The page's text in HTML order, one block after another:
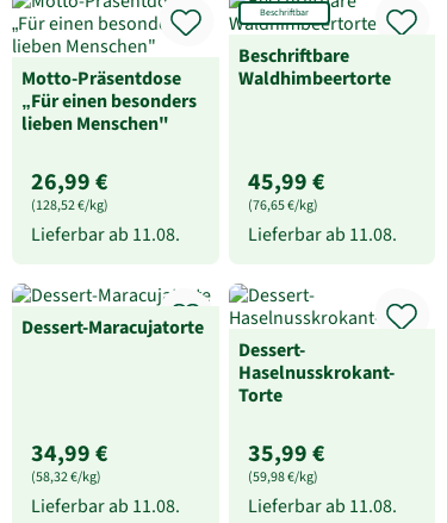
Motto-Präsentdose
„Für einen besonders
lieben Menschen"
26,99 €
(128,52 €/kg)
Lieferbar ab 11.08.
Beschriftbar
Beschriftbare
Waldhimbeertorte
45,99 €
(76,65 €/kg)
Lieferbar ab 11.08.
Dessert-Maracujatorte
34,99 €
(58,32 €/kg)
Lieferbar ab 11.08.
Dessert-
Haselnusskrokant-
Torte
35,99 €
(59,98 €/kg)
Lieferbar ab 11.08.